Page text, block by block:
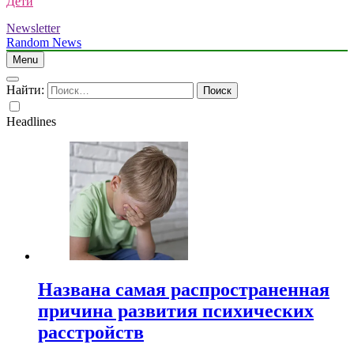
Newsletter
Random News
Menu
Найти:
Headlines
Названа самая распространенная
причина развития психических
расстройств